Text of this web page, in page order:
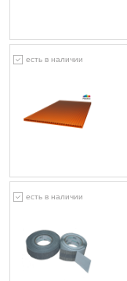
есть в наличии
есть в наличии